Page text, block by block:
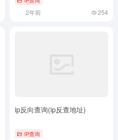
2年前 254
ip反向查询(ip反查地址)
IP查询